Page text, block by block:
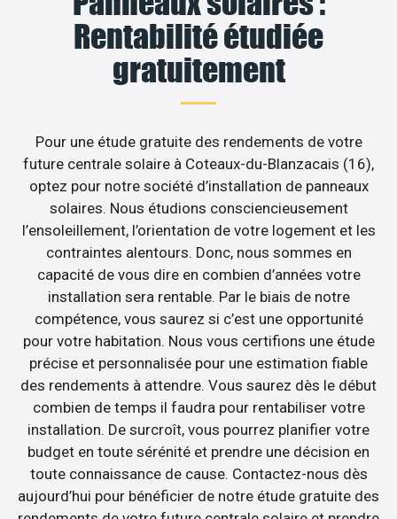
Rentabilité étudiée
gratuitement
Pour une étude gratuite des rendements de votre
future centrale solaire à Coteaux-du-Blanzacais (16),
optez pour notre société d’installation de panneaux
solaires. Nous étudions consciencieusement
l’ensoleillement, l’orientation de votre logement et les
contraintes alentours. Donc, nous sommes en
capacité de vous dire en combien d’années votre
installation sera rentable. Par le biais de notre
compétence, vous saurez si c’est une opportunité
pour votre habitation. Nous vous certifions une étude
précise et personnalisée pour une estimation fiable
des rendements à attendre. Vous saurez dès le début
combien de temps il faudra pour rentabiliser votre
installation. De surcroît, vous pourrez planifier votre
budget en toute sérénité et prendre une décision en
toute connaissance de cause. Contactez-nous dès
aujourd’hui pour bénéficier de notre étude gratuite des